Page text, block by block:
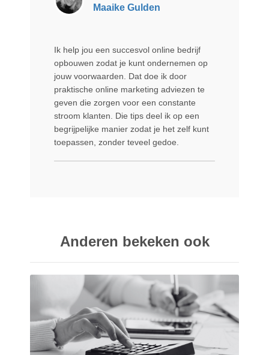
Maaike Gulden
Ik help jou een succesvol online bedrijf
opbouwen zodat je kunt ondernemen op
jouw voorwaarden. Dat doe ik door
praktische online marketing adviezen te
geven die zorgen voor een constante
stroom klanten. Die tips deel ik op een
begrijpelijke manier zodat je het zelf kunt
toepassen, zonder teveel gedoe.
Anderen bekeken ook